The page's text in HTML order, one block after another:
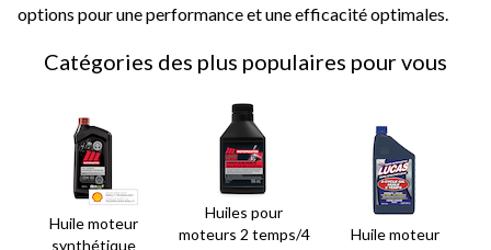
options pour une performance et une efficacité optimales.
Catégories des plus populaires pour vous
Huile moteur
synthétique
Huiles pour
moteurs 2 temps/4
Huile moteur